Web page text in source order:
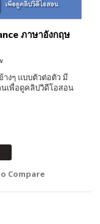
ภาษาอังกฤษ
งๆ แบบตัวต่อตัว มี
นเพื่อดูคลิปวิดีโอสอน
Compare